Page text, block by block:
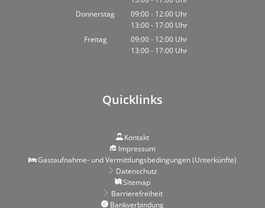
Von 13:00 bis 17:00 Uhr
Donnerstag 09:00- 12:00 Uhr
Von 09:00 bis 12:00 Uhr
13:00- 17:00 Uhr
Von 13:00 bis 17:00 Uhr
Freitag 09:00- 12:00 Uhr
Von 09:00 bis 12:00 Uhr
13:00- 17:00 Uhr
Quicklinks
Kontakt
Impressum
Gastaufnahme- und Vermittlungsbedingungen (Unterkünfte)
Datenschutz
Sitemap
Barrierefreiheit
Bankverbindung